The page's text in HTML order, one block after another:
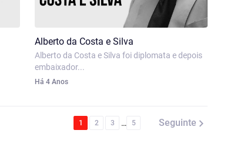
Alberto da Costa e Silva
Alberto da Costa e Silva foi diplomata e depois
embaixador...
Há 4 Anos
1 2 3 … 5 Seguinte